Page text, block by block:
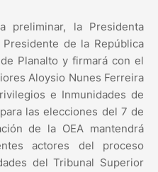
preliminar, la Presidenta
de la República
Planalto y firmará con el
Aloysio Nunes Ferreira
e Inmunidades de
las elecciones del 7 de
de la OEA mantendrá
actores del proceso
del Tribunal Superior